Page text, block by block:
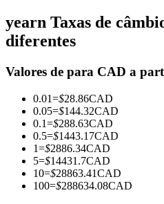
Torne-se um Trader de Cópias
Desfrute da partilha de lucros
yearn Taxas de
diferentes
Valores de para CAD a
0.01=$28.86CAD
0.05=$144.32CAD
0.1=$288.63CAD
0.5=$1443.17CAD
1=$2886.34CAD
5=$14431.7CAD
10=$28863.41CAD
100=$288634.08CAD